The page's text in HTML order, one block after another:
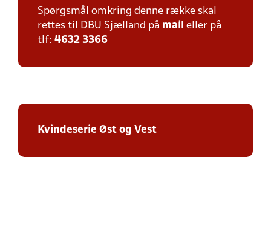
Spørgsmål omkring denne række skal
rettes til DBU Sjælland på mail eller på
tlf: 4632 3366
Kvindeserie Øst og Vest